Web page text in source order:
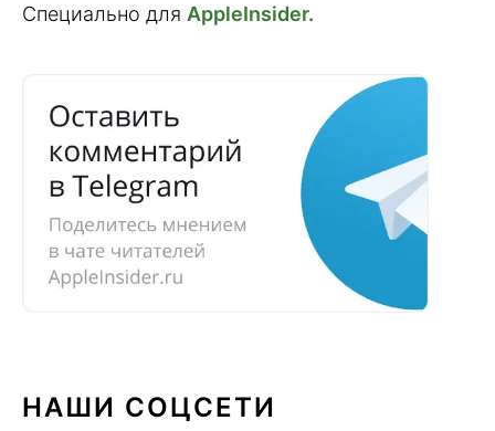
Специально для AppleInsider.
НАШИ СОЦСЕТИ